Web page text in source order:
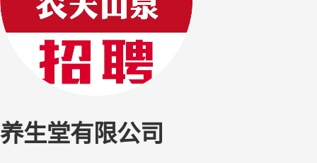
养生堂有限公司